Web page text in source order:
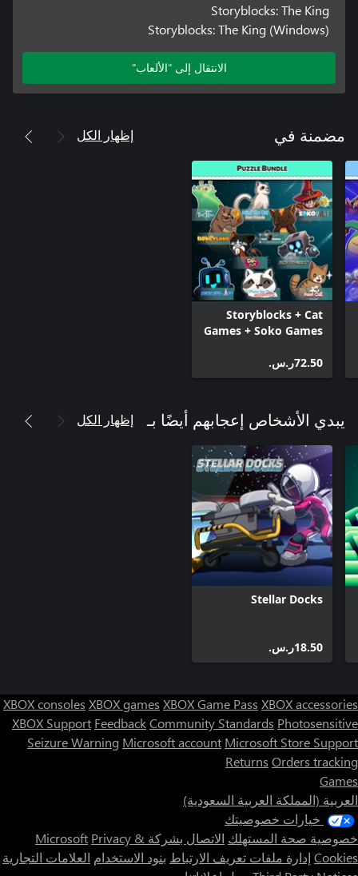
Storyblocks: The King
Storyblocks: The King (Windows)
الانتقال إلى "الألعاب"
مضمنة في إظهار الكل
Storyblocks + Cat
Games + Soko Games
‪ر.س.‏‎72.50‬
يبدي الأشخاص إعجابهم أيضًا بـ إظهار الكل
Stellar Docks
‪ر.س.‏‎18.50‬
XBOX consoles XBOX games XBOX Game Pass XBOX accessories
XBOX Support FeedbackCommunity Standards Photosensitive
Seizure Warning Microsoft account Microsoft Store Support
Returns Orders tracking
Games
العربية (المملكة العربية السعودية)
خيارات خصوصيتك
خصوصية صحة المستهلك الاتصال بشركة Microsoft Privacy &
Cookies إدارة ملفات تعريف الارتباط بنود الاستخدام العلامات التجارية